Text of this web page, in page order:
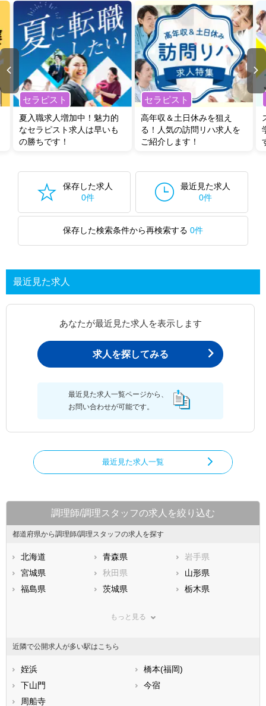
セラピスト
夏入職求人増加中！魅力的
なセラピスト求人は早いも
の勝ちです！
セラピスト
高年収＆土日休みを狙え
る！人気の訪問リハ求人を
ご紹介します！
保存した求人
0件
最近見た求人
0件
保存した検索条件から再検索する 0件
最近見た求人
あなたが最近見た求人を表示します
求人を探してみる
最近見た求人一覧ページから、
お問い合わせが可能です。
最近見た求人一覧
調理師/調理スタッフの求人を絞り込む
都道府県から調理師/調理スタッフの求人を探す
北海道 青森県
岩手県
宮城県
秋田県
山形県
福島県
茨城県
栃木県
神奈川県
石川県
福井県
静岡県
滋賀県
兵庫県
もっと見る
近隣で公開求人が多い駅はこちら
姪浜
橋本(福岡)
下山門
今宿
周船寺